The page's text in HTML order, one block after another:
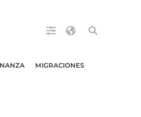
MIGRACIONES